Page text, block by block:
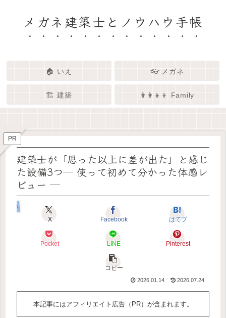
メガネ建築士とノウハウ手帳
🏠 いえ 👓 メガネ
🏗️ 建築 👨‍👩‍👧‍👦 Family
🏠✨ 建築士と考える「いい家」
👓✨ メガネの奥にある「わたし
🏗️✨ 建築 × エンタメで、暮らし
👨‍👩‍👧🌿 Family – 暮らしを育て
PR
建築士が「思った以上に差が出た」と感じ
た設備3つ─ 使って初めて分かった体感レ
ビュー ─
いえのコダワリ
X Facebook はてブ
Pocket LINE Pinterest
コピー
2026.01.14 2026.07.24
本記事にはアフィリエイト広告（PR）が含まれます。